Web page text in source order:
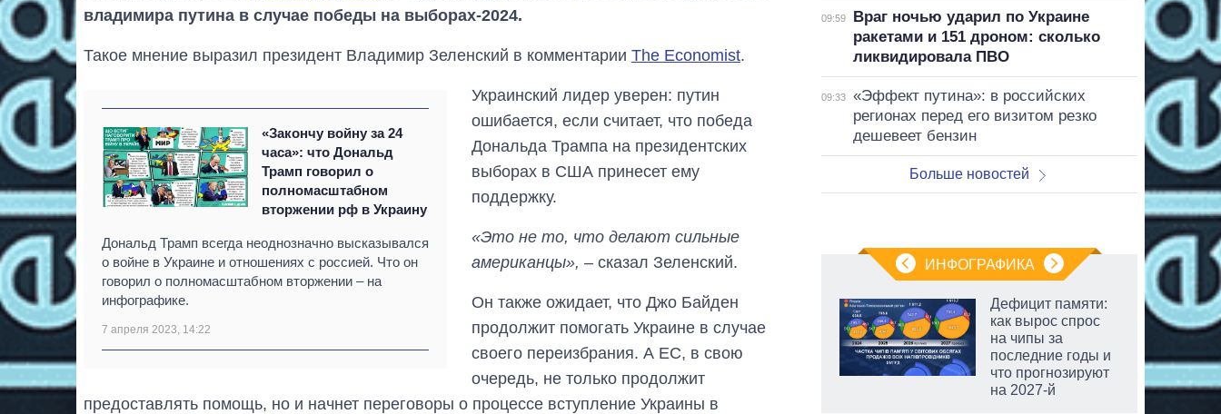
владимира путина в случае победы на выборах-2024.
Такое мнение выразил президент Владимир Зеленский в комментарии The Economist.
«Закончу войну за 24
часа»: что Дональд
Трамп говорил о
полномасштабном
вторжении рф в Украину
Дональд Трамп всегда неоднозначно высказывался
о войне в Украине и отношениях с россией. Что он
говорил о полномасштабном вторжении – на
инфографике.
7 апреля 2023, 14:22
Украинский лидер уверен: путин
ошибается, если считает, что победа
Дональда Трампа на президентских
выборах в США принесет ему
поддержку.
«Это не то, что делают сильные
американцы», – сказал Зеленский.
Он также ожидает, что Джо Байден
продолжит помогать Украине в случае
своего переизбрания. А ЕС, в свою
очередь, не только продолжит
предоставлять помощь, но и начнет переговоры о процессе вступление Украины в
09:59
Враг ночью ударил по Украине
ракетами и 151 дроном: сколько
ликвидировала ПВО
09:33
«Эффект путина»: в российских
регионах перед его визитом резко
дешевеет бензин
Больше новостей
ИНФОГРАФИКА
От 1 месяца – до 5
лет: кто и как долго
занимал
должность
руководителя СВР
Дефицит памяти:
как вырос спрос
на чипы за
последние годы и
что прогнозируют
на 2027-й